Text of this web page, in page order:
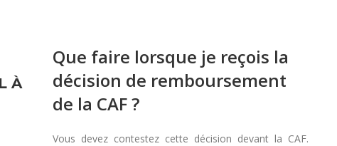
À
Que faire lorsque je reçois la
décision de remboursement
de la CAF ?
Vous devez contestez cette décision devant la CAF.